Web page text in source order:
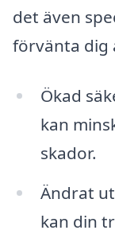
det även
förvänta dig
Ökad
kan
skador.
Ändrat
kan din